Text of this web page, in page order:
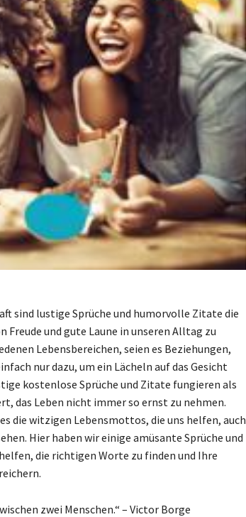
sind lustige Sprüche und humorvolle Zitate die
und gute Laune in unseren Alltag zu
Lebensbereichen, seien es Beziehungen,
nur dazu, um ein Lächeln auf das Gesicht
kostenlose Sprüche und Zitate fungieren als
das Leben nicht immer so ernst zu nehmen.
die witzigen Lebensmottos, die uns helfen, auch
Hier haben wir einige amüsante Sprüche und
die richtigen Worte zu finden und Ihre
zwei Menschen.“ – Victor Borge